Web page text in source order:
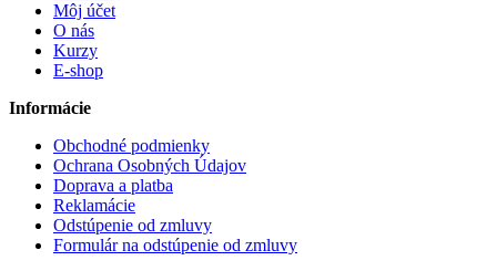
Môj účet
O nás
Kurzy
E-shop
Informácie
Obchodné podmienky
Ochrana Osobných Údajov
Doprava a platba
Reklamácie
Odstúpenie od zmluvy
Formulár na odstúpenie od zmluvy